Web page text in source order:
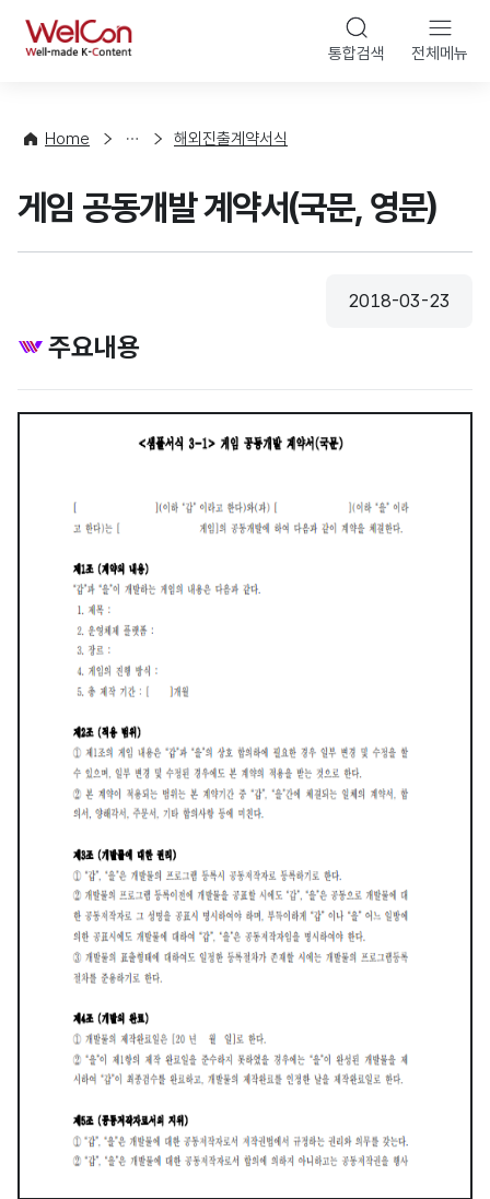
WelCon 통합검색 전체메뉴
Home
컨
팅
해외진출계약서식
게임 공동개발 계약서(국문, 영문)
등록일
2018-03-23
주요내용